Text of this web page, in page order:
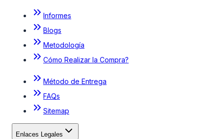
Informes
Blogs
Metodología
Cómo Realizar la Compra?
Método de Entrega
FAQs
Sitemap
Enlaces Legales